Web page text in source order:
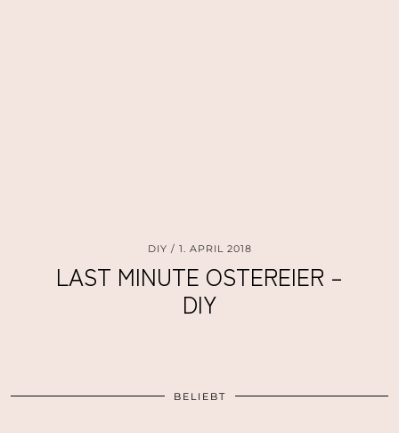
DIY 1. APRIL 2018
LAST MINUTE OSTEREIER –
DIY
BELIEBT